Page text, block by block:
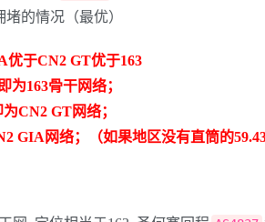
的情况（最优）
于CN2 GT优于163
为163骨干网络；
CN2 GT网络；
GIA网络；（如果地区没有直筒的59.43